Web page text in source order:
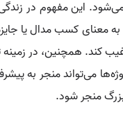
این مفهوم در زندگی
کسب مدال یا
کند. همچنین، در
می‌تواند منجر
منجر شود.